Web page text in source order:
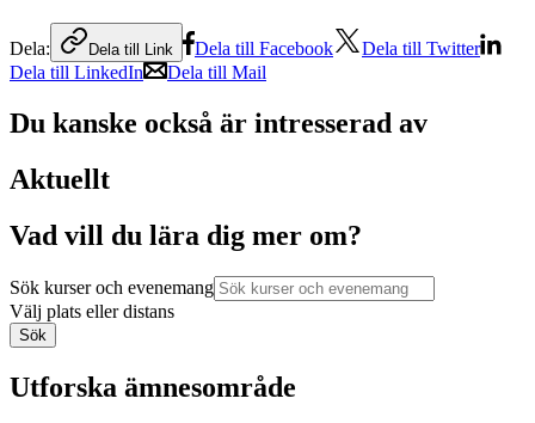
Dela: Dela till Link Dela till Facebook
Dela till Twitter
Dela till LinkedIn
Dela till Mail
Du kanske också är intresserad av
Aktuellt
Vad vill du lära dig mer om?
Sök kurser och evenemang
Välj plats eller distans
Sök
Utforska ämnesområde